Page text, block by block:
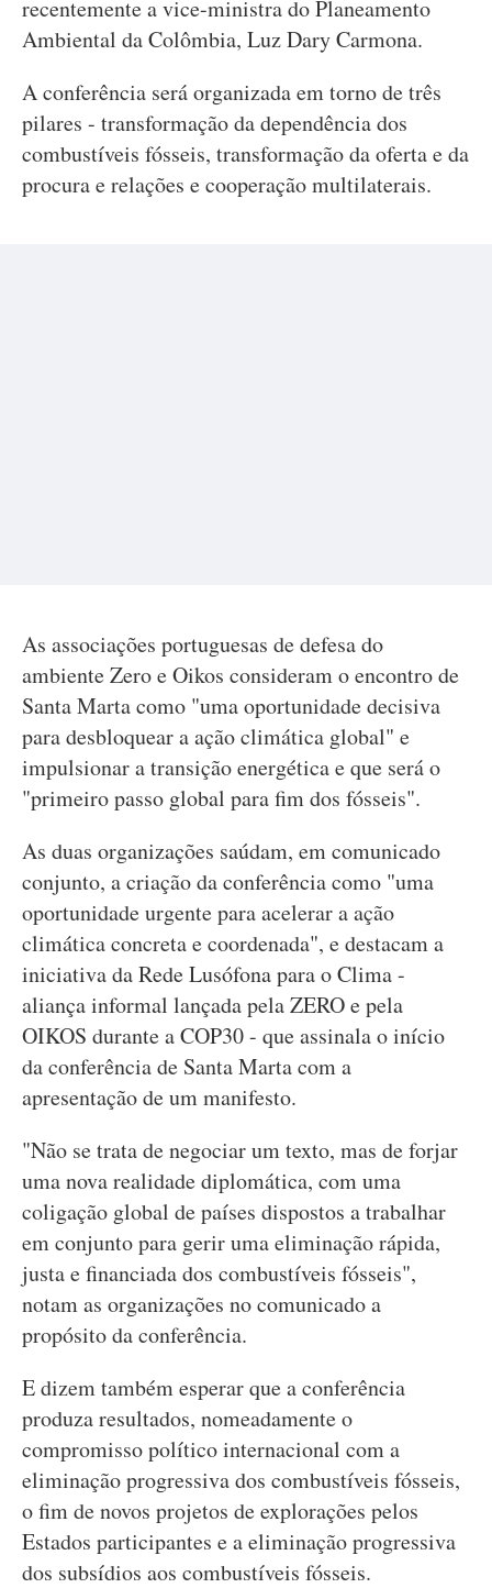
recentemente a vice-ministra do Planeamento
Ambiental da Colômbia, Luz Dary Carmona.
A conferência será organizada em torno de três
pilares - transformação da dependência dos
combustíveis fósseis, transformação da oferta e da
procura e relações e cooperação multilaterais.
As associações portuguesas de defesa do
ambiente Zero e Oikos consideram o encontro de
Santa Marta como "uma oportunidade decisiva
para desbloquear a ação climática global" e
impulsionar a transição energética e que será o
"primeiro passo global para fim dos fósseis".
As duas organizações saúdam, em comunicado
conjunto, a criação da conferência como "uma
oportunidade urgente para acelerar a ação
climática concreta e coordenada", e destacam a
iniciativa da Rede Lusófona para o Clima -
aliança informal lançada pela ZERO e pela
OIKOS durante a COP30 - que assinala o início
da conferência de Santa Marta com a
apresentação de um manifesto.
"Não se trata de negociar um texto, mas de forjar
uma nova realidade diplomática, com uma
coligação global de países dispostos a trabalhar
em conjunto para gerir uma eliminação rápida,
justa e financiada dos combustíveis fósseis",
notam as organizações no comunicado a
propósito da conferência.
E dizem também esperar que a conferência
produza resultados, nomeadamente o
compromisso político internacional com a
eliminação progressiva dos combustíveis fósseis,
o fim de novos projetos de explorações pelos
Estados participantes e a eliminação progressiva
dos subsídios aos combustíveis fósseis.